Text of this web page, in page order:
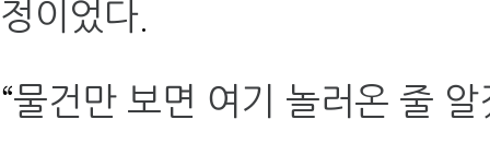
정이었다.
“물건만 보면 여기 놀러온 줄 알